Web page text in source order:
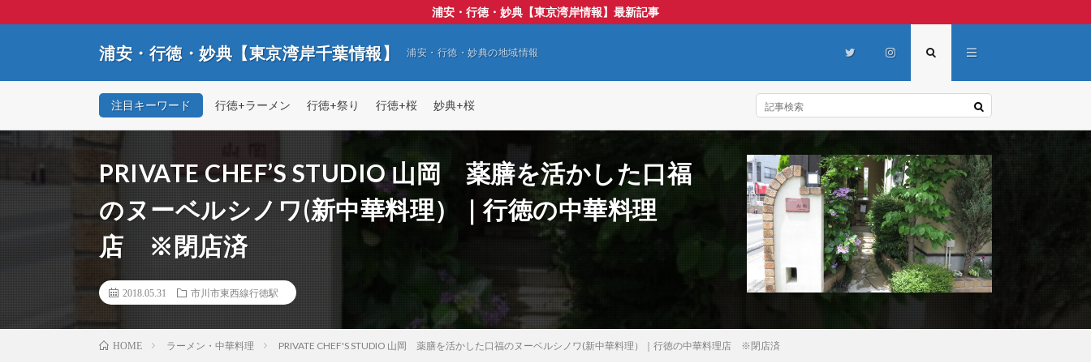
浦安・行徳・妙典【東京湾岸情報】最新記事
浦安・行徳・妙典【東京湾岸千葉情報】 浦安・行徳・妙典の地域情報
注目キーワード 行徳+ラーメン 行徳+祭り 行徳+桜 妙典+桜
PRIVATE CHEF’S STUDIO 山岡 薬膳を活かした口福
のヌーベルシノワ(新中華料理）｜行徳の中華料理
店 ※閉店済
2018.05.31 市川市東西線行徳駅
HOME ラーメン・中華料理 PRIVATE CHEF'S STUDIO 山岡 薬膳を活かした口福のヌーベルシノワ(新中華料理）｜行徳の中華料理店 ※閉店済